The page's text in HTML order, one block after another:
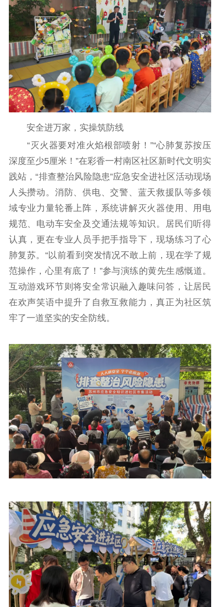
精品生产 文化惠民
文化传承
文化交流
体制改革
文化产业
紫金文化艺术节
品牌活动 紫艺舞台
精神文明
文明创建 文明实践
文明培育
先进典型
社会宣传
思想政治教育 爱国主义教育
全民国防教育
红色资源保护利
用
新闻出版
精品出版 全民阅读
出版监管
扫黄打非
电影工作
机关党建
党建要闻
文化人才
紫金人才 职称评审
数据资源
公共服务
新时代公民素养
提升资源库
新闻出版
政务服务
作品著作权
登记服务
科研创新
服务管理平台
智库服务
管理平台
文艺创作
服务管理
统计分析
审读服务
案管理系统
电影
服务
理论宣讲
共建共享平台
政工继续教育学
习平台
责任编辑注册
业务申报系统
安全进万家，实操筑防线
“灭火器要对准火焰根部喷射！”“心肺复苏按压
深度至少5厘米！”在彩香一村南区社区新时代文明实
践站，“排查整治风险隐患”应急安全进社区活动现场
人头攒动。消防、供电、交警、蓝天救援队等多领
域专业力量轮番上阵，系统讲解灭火器使用、用电
规范、电动车安全及交通法规等知识。居民们听得
认真，更在专业人员手把手指导下，现场练习了心
肺复苏。“以前看到突发情况不敢上前，现在学了规
范操作，心里有底了！”参与演练的黄先生感慨道。
互动游戏环节则将安全常识融入趣味问答，让居民
在欢声笑语中提升了自救互救能力，真正为社区筑
牢了一道坚实的安全防线。